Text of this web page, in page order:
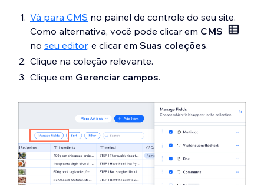
Vá para CMS no painel de controle do seu site.
Como alternativa, você pode clicar em CMS
no seu editor, e clicar em Suas coleções.
Clique na coleção relevante.
Clique em Gerenciar campos.